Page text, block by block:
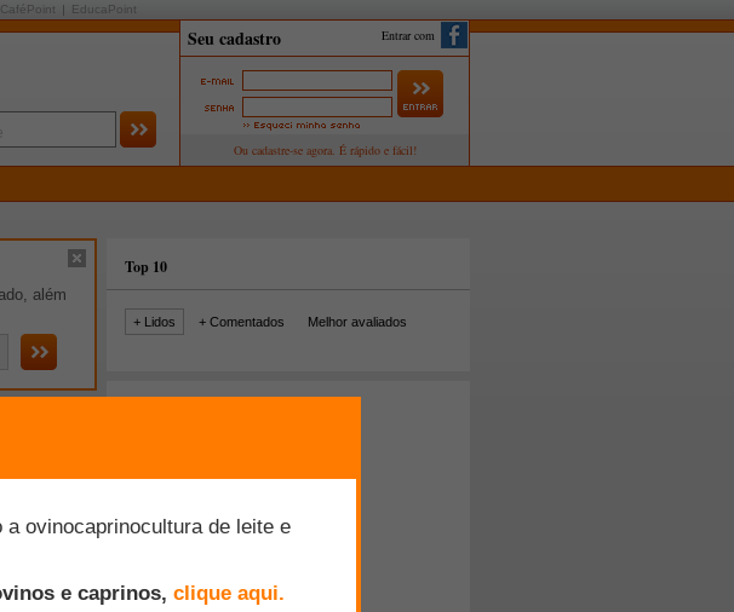
CaféPoint EducaPoint
Entrar com
além
Top 10
+ Lidos + Comentados Melhor avaliados